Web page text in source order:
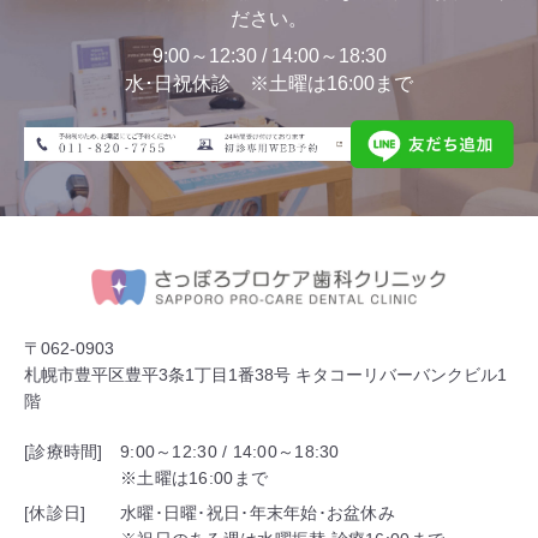
ださい。
9:00～12:30 / 14:00～18:30
水･日祝休診 ※土曜は16:00まで
〒062-0903
札幌市豊平区豊平3条1丁目1番38号 キタコーリバーバンクビル1
階
[診療時間]
9:00～12:30 / 14:00～18:30
※土曜は16:00まで
[休診日]
水曜･日曜･祝日･年末年始･お盆休み